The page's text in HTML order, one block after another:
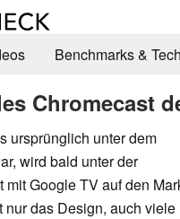
Benchmarks & Tech
Chromecast
ursprünglich unter dem
wird bald unter der
Google TV auf den
nur das Design, auch viele